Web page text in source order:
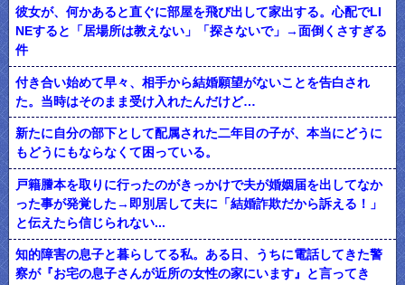
彼女が、何かあると直ぐに部屋を飛び出して家出する。心配でLI
NEすると「居場所は教えない」「探さないで」→面倒くさすぎる
件
付き合い始めて早々、相手から結婚願望がないことを告白され
た。当時はそのまま受け入れたんだけど…
新たに自分の部下として配属された二年目の子が、本当にどうに
もどうにもならなくて困っている。
戸籍謄本を取りに行ったのがきっかけで夫が婚姻届を出してなか
った事が発覚した→即別居して夫に「結婚詐欺だから訴える！」
と伝えたら信じられない...
知的障害の息子と暮らしてる私。ある日、うちに電話してきた警
察が『お宅の息子さんが近所の女性の家にいます』と言ってき